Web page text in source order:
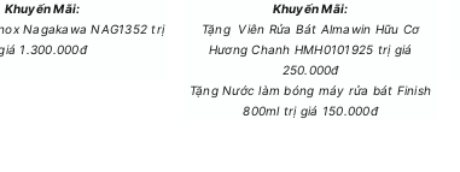
Khuyến Mãi:
Nagakawa NAG1352 trị
1.300.000đ
Khuyến Mãi:
Tặng Viên Rửa Bát Almawin Hữu Cơ
Hương Chanh HMH0101925 trị giá
250.000đ
Tặng Nước làm bóng máy rửa bát Finish
800ml trị giá 150.000đ